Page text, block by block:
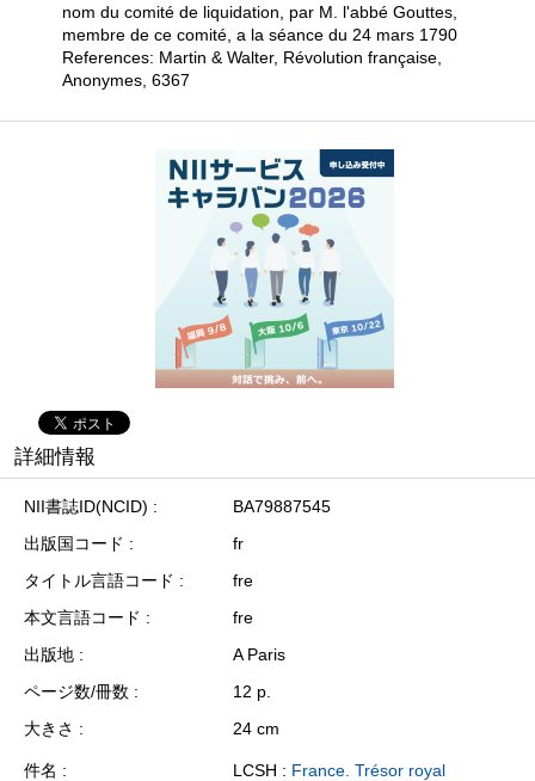
nom du comité de liquidation, par M. l'abbé Gouttes,
membre de ce comité, a la séance du 24 mars 1790
References: Martin & Walter, Révolution française,
Anonymes, 6367
詳細情報
NII書誌ID(NCID)
BA79887545
出版国コード
fr
タイトル言語コード
fre
本文言語コード
fre
出版地
A Paris
ページ数/冊数
12 p.
大きさ
24 cm
件名 LCSH : France. Trésor royal